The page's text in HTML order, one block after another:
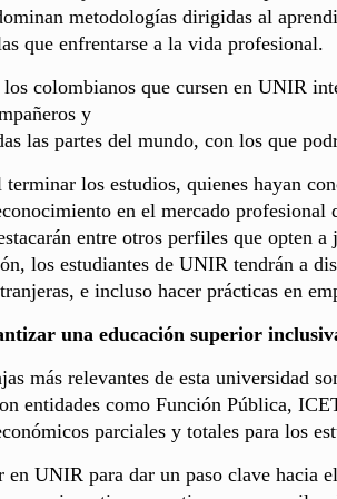
metodologías dirigidas al
que enfrentarse a la vida profesional.
colombianos que cursen en UNIR
y
las partes del mundo, con los que
terminar los estudios, quienes hayan
en el mercado
entre otros perfiles que opten
los estudiantes de UNIR tendrán a
e incluso hacer prácticas en
una educación superior
más relevantes de esta universidad
entidades como Función Pública,
parciales y totales para los
en UNIR para dar un paso clave hacia